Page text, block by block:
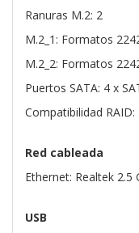
Ranuras M.2: 2
M.2_1: Formatos
M.2_2: Formatos
Puertos SATA: 4 x
Compatibilidad RAID:
Red cableada
Ethernet: Realtek 2.5
USB